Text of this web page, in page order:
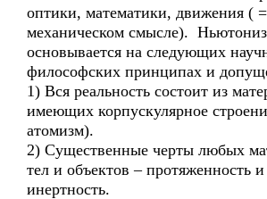
оптики, математики, движения (
механическом смысле).
основывается на следующих
философских принципах и
1) Вся реальность состоит из
имеющих корпускулярное
атомизм).
2) Существенные черты любых
тел и объектов – протяженность и
инертность.